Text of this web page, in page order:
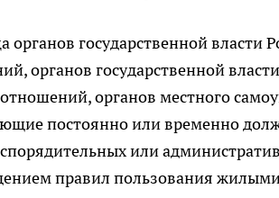
органов государственной власти
органов государственной
органов местного
постоянно или временно
или
правил пользования